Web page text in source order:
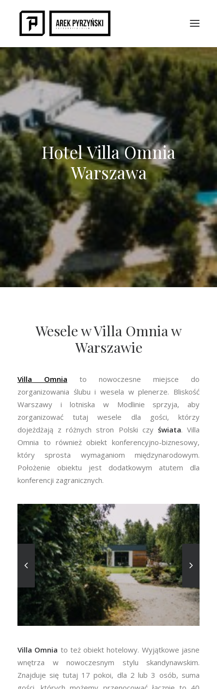
Hotel Villa Omnia
Warszawa
Wesele w Villa Omnia w
Warszawie
Villa Omnia to nowoczesne miejsce do
zorganizowania ślubu i wesela w plenerze. Bliskość
Warszawy i lotniska w Modlinie sprzyja, aby
zorganizować tutaj wesele dla gości, którzy
dojeżdżają z różnych stron Polski czyświata. Villa
Omnia to również obiekt konferencyjno-biznesowy,
który sprosta wymaganiom międzynarodowym.
Położenie obiektu jest dodatkowym atutem dla
konferencji zagranicznych.
Villa Omnia to też obiekt hotelowy. Wyjątkowe jasne
wnętrza w nowoczesnym stylu skandynawskim.
Znajduje się tutaj 17 pokoi, dla 2 lub 3 osób, suma